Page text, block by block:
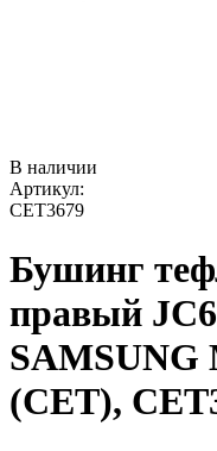
В наличии
Артикул:
CET3679
Бушинг
правый
SAMSUNG
(CET),